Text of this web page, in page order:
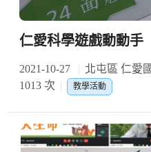
仁愛科學遊戲動動手
2021-10-27 北屯區 仁愛
1013 次
教學活動